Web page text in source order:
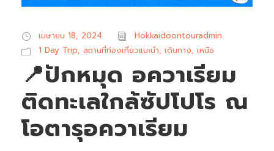
เมษายน 18, 2024
Hokkaidoontouradmin
1 Day Trip, สถานที่ท่องเที่ยวแนะนำ, เดินทาง, เหนือ
📍ปักหมุด อควาเรียม
ติดทะเลใกล้ซัปโปโร ณ
โอตารุอควาเรียม